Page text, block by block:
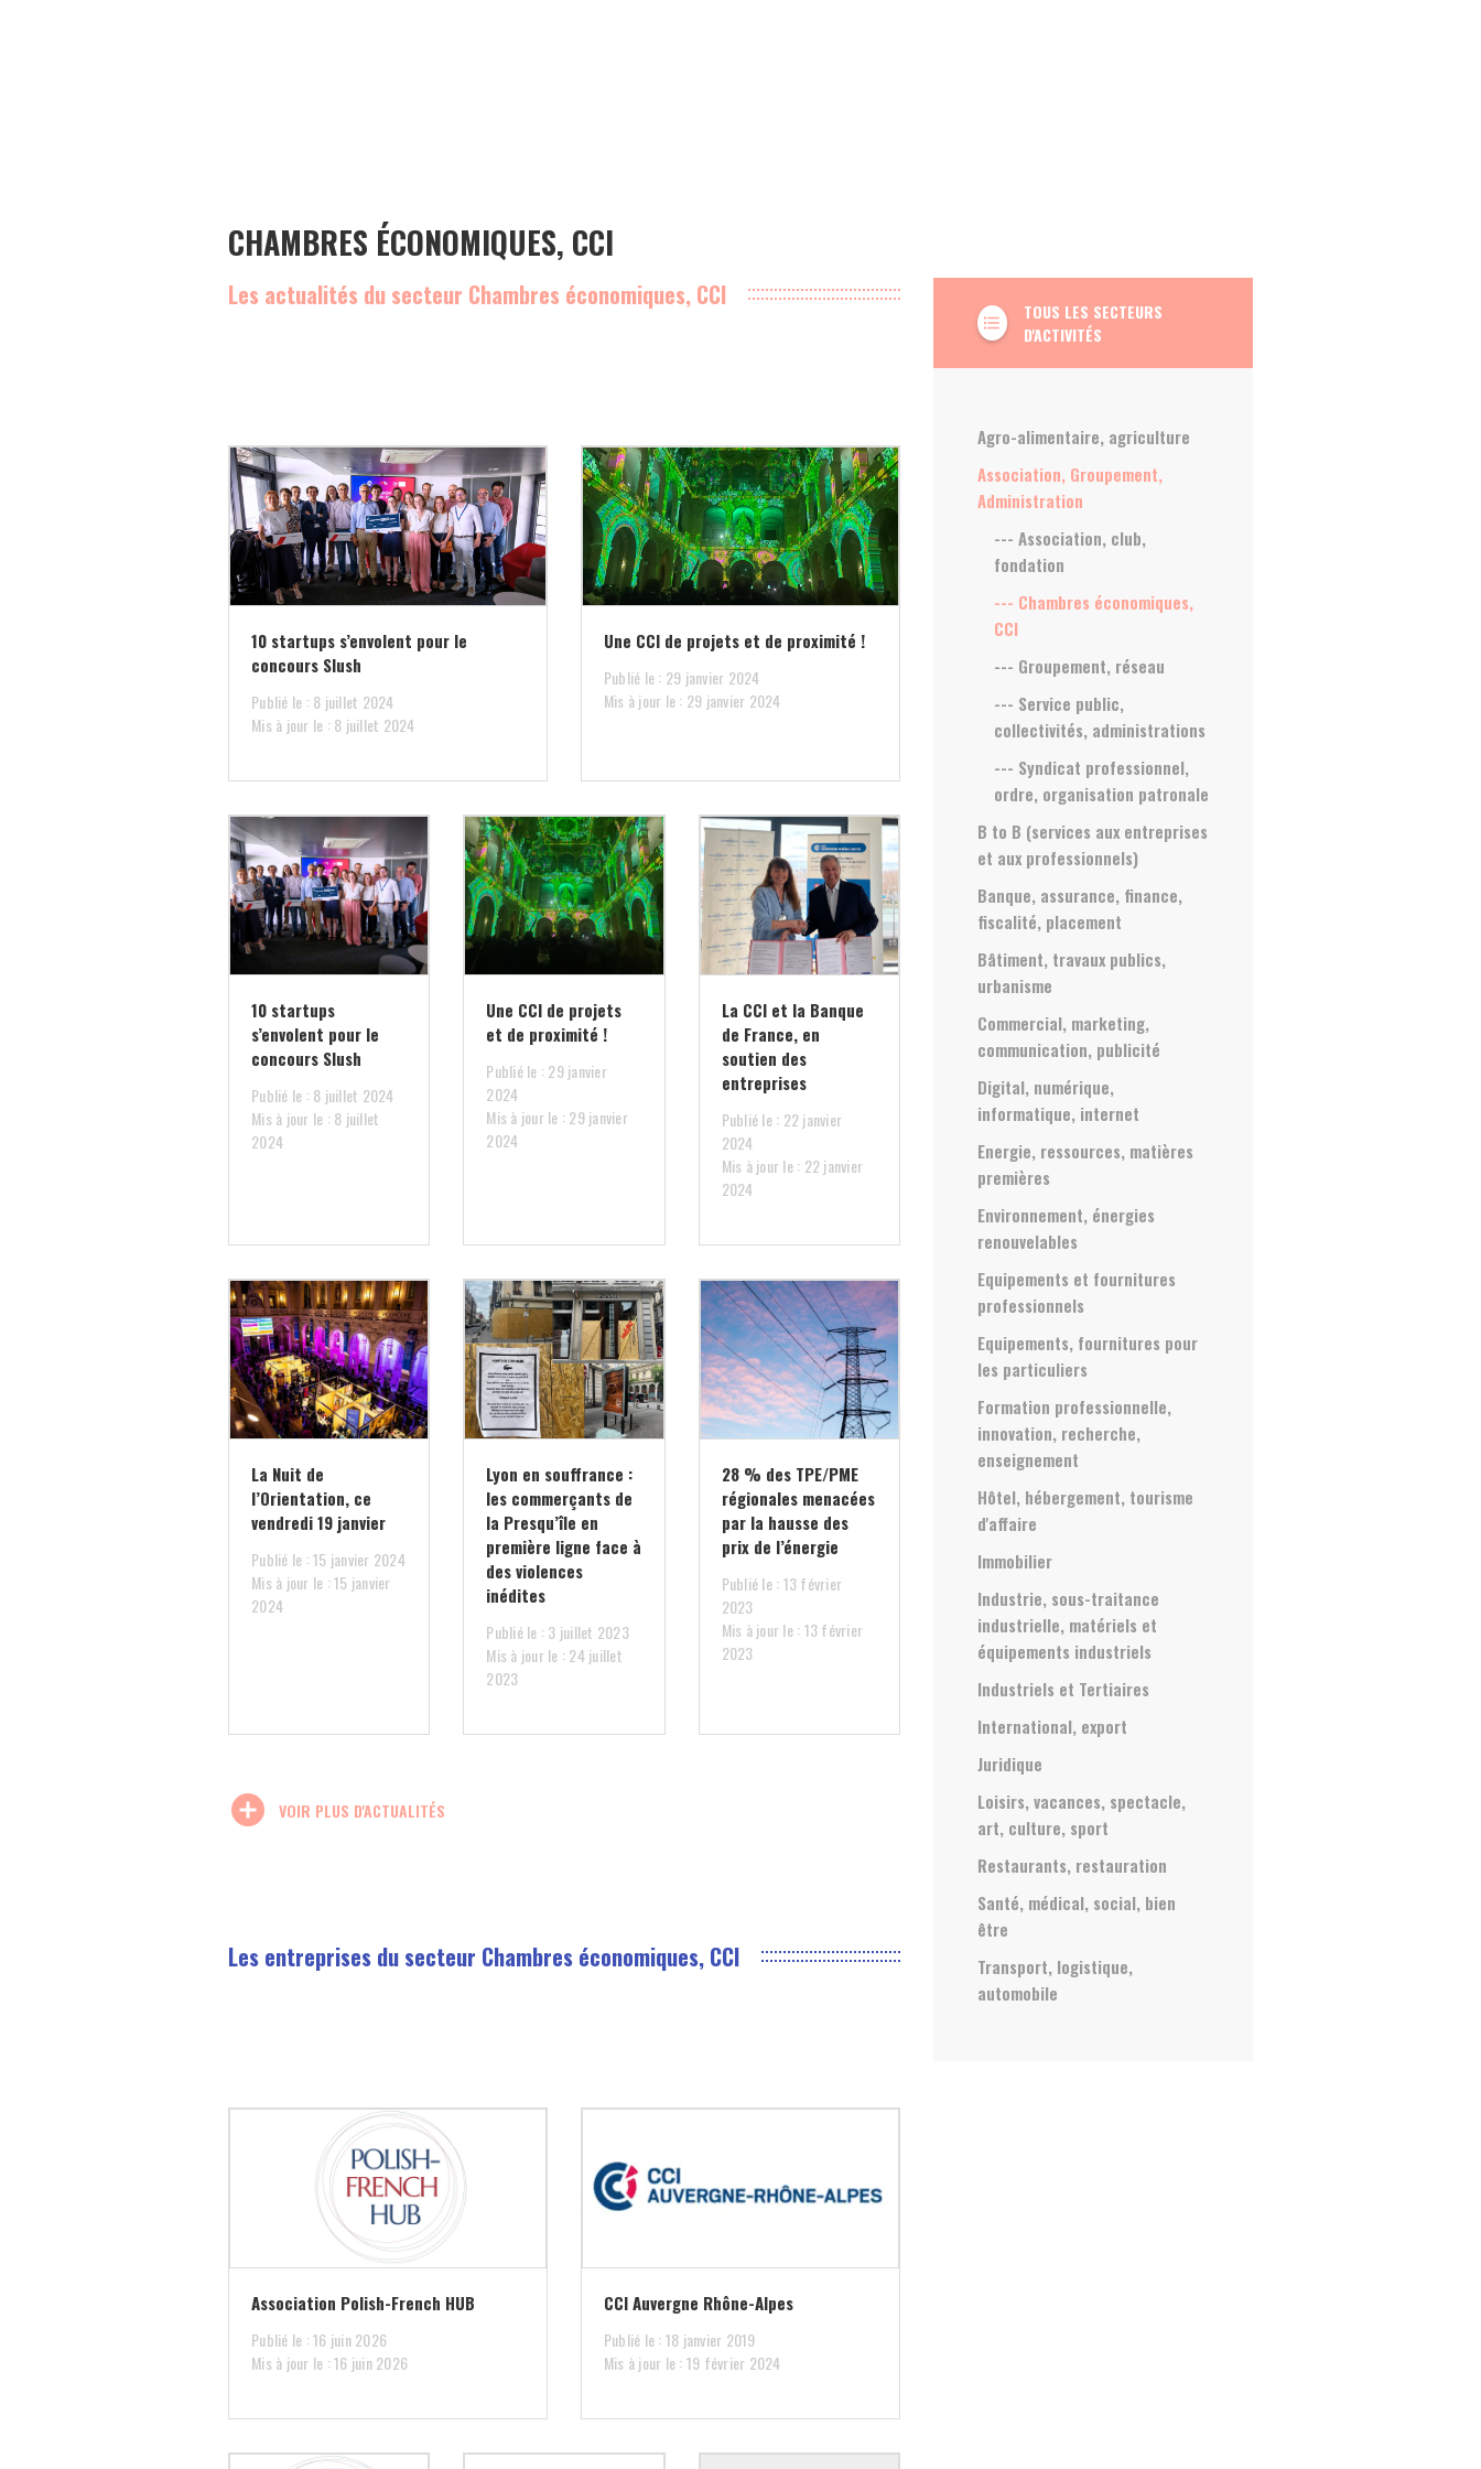
CHAMBRES ÉCONOMIQUES, CCI
Les actualités du secteur Chambres économiques, CCI
10 startups s’envolent pour le
concours Slush
Publié le : 8 juillet 2024
Mis à jour le : 8 juillet 2024
Une CCI de projets et de proximité !
Publié le : 29 janvier 2024
Mis à jour le : 29 janvier 2024
10 startups
s’envolent pour le
concours Slush
Publié le : 8 juillet 2024
Mis à jour le : 8 juillet
2024
Une CCI de projets
et de proximité !
Publié le : 29 janvier
2024
Mis à jour le : 29 janvier
2024
La CCI et la Banque
de France, en
soutien des
entreprises
Publié le : 22 janvier
2024
Mis à jour le : 22 janvier
2024
La Nuit de
l’Orientation, ce
vendredi 19 janvier
Publié le : 15 janvier 2024
Mis à jour le : 15 janvier
2024
Lyon en souffrance :
les commerçants de
la Presqu’île en
première ligne face à
des violences
inédites
Publié le : 3 juillet 2023
Mis à jour le : 24 juillet
2023
28 % des TPE/PME
régionales menacées
par la hausse des
prix de l’énergie
Publié le : 13 février
2023
Mis à jour le : 13 février
2023
add_circle VOIR PLUS D'ACTUALITÉS
Les entreprises du secteur Chambres économiques, CCI
Association Polish-French HUB
Publié le : 16 juin 2026
Mis à jour le : 16 juin 2026
CCI Auvergne Rhône-Alpes
Publié le : 18 janvier 2019
Mis à jour le : 19 février 2024
format_list_bulleted
TOUS LES SECTEURS
D'ACTIVITÉS
Agro-alimentaire, agriculture
Association, Groupement,
Administration
--- Association, club,
fondation
--- Chambres économiques,
CCI
--- Groupement, réseau
--- Service public,
collectivités, administrations
--- Syndicat professionnel,
ordre, organisation patronale
B to B (services aux entreprises
et aux professionnels)
Banque, assurance, finance,
fiscalité, placement
Bâtiment, travaux publics,
urbanisme
Commercial, marketing,
communication, publicité
Digital, numérique,
informatique, internet
Energie, ressources, matières
premières
Environnement, énergies
renouvelables
Equipements et fournitures
professionnels
Equipements, fournitures pour
les particuliers
Formation professionnelle,
innovation, recherche,
enseignement
Hôtel, hébergement, tourisme
d'affaire
Immobilier
Industrie, sous-traitance
industrielle, matériels et
équipements industriels
Industriels et Tertiaires
International, export
Juridique
Loisirs, vacances, spectacle,
art, culture, sport
Restaurants, restauration
Santé, médical, social, bien
être
Transport, logistique,
automobile